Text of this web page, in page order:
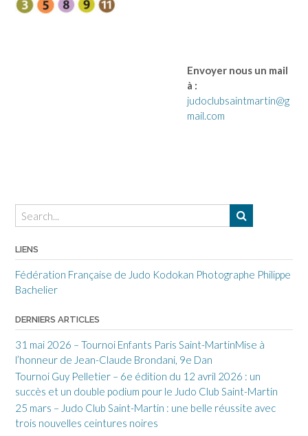
Envoyer nous un mail
à :
judoclubsaintmartin@g
mail.com
LIENS
Fédération Française de Judo Kodokan Photographe Philippe
Bachelier
DERNIERS ARTICLES
31 mai 2026 – Tournoi Enfants Paris Saint-MartinMise à
l’honneur de Jean-Claude Brondani, 9e Dan
Tournoi Guy Pelletier – 6e édition du 12 avril 2026 : un
succès et un double podium pour le Judo Club Saint-Martin
25 mars – Judo Club Saint-Martin : une belle réussite avec
trois nouvelles ceintures noires